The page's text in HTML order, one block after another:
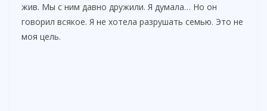
жив. Мы с ним давно дружили. Я думала… Но он
говорил всякое. Я не хотела разрушать семью. Это не
моя цель.